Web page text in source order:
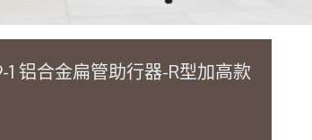
1 铝合金扁管助行器-R型加高款